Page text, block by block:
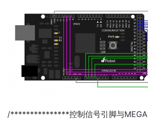
/***************控制信号引脚与